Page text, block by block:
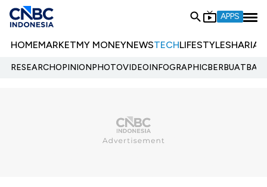
APPS
HOMEMARKETMY MONEYNEWSTECHLIFESTYLESHARIA
RESEARCHOPINIONPHOTOVIDEOINFOGRAPHIC